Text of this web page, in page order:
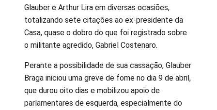
Glauber e Arthur Lira em diversas ocasiões,
totalizando sete citações ao ex-presidente da
Casa, quase o dobro do que foi registrado sobre
o militante agredido, Gabriel Costenaro.
Perante a possibilidade de sua cassação, Glauber
Braga iniciou uma greve de fome no dia 9 de abril,
que durou oito dias e mobilizou apoio de
parlamentares de esquerda, especialmente do